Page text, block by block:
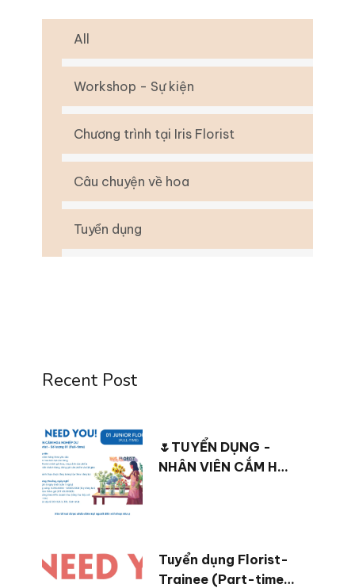
All
Workshop - Sự kiện
Chương trình tại Iris Florist
Câu chuyện về hoa
Tuyển dụng
Recent Post
🌷TUYỂN DỤNG -
NHÂN VIÊN CẮM HOA
Tuyển dụng Florist-
Trainee (Part-time: